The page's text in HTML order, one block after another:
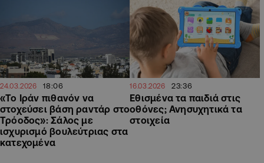
24.03.2026 18:06
«Το Ιράν πιθανόν να
στοχεύσει βάση ραντάρ στο
Τρόοδος»: Σάλος με
ισχυρισμό βουλεύτριας στα
κατεχομένα
16.03.2026 23:36
Εθισμένα τα παιδιά στις
οθόνες; Ανησυχητικά τα
στοιχεία